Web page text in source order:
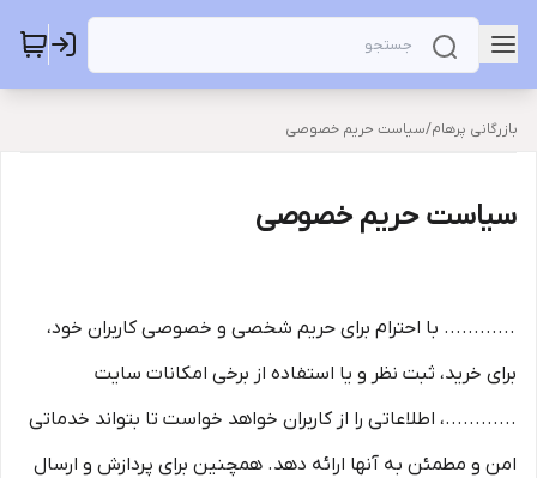
بازرگانی پرهام/سیاست حریم خصوصی
سیاست حریم خصوصی
............ با احترام برای حریم شخصی و خصوصی کاربران خود،
برای خرید، ثبت نظر و یا استفاده از برخی امکانات سایت
............، اطلاعاتی را از کاربران خواهد خواست تا بتواند خدماتی
امن و مطمئن به آنها ارائه دهد. همچنین برای پردازش و ارسال